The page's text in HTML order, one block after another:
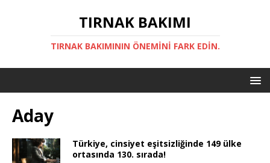
TIRNAK BAKIMI
TIRNAK BAKIMININ ÖNEMINI FARK EDIN.
Aday
Türkiye, cinsiyet eşitsizliğinde 149 ülke
ortasında 130. sırada!